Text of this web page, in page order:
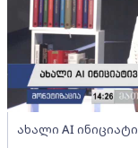
ახალი AI